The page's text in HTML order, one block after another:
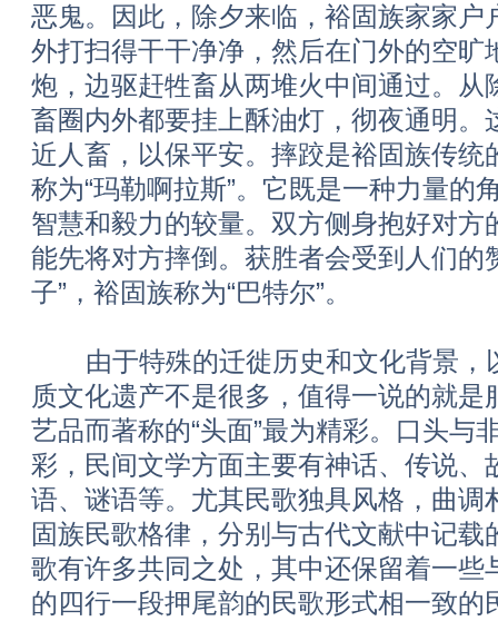
恶鬼。因此，除夕来临，裕固族家家户
外打扫得干干净净，然后在门外的空旷
炮，边驱赶牲畜从两堆火中间通过。从
畜圈内外都要挂上酥油灯，彻夜通明。
近人畜，以保平安。摔跤是裕固族传统
称为“玛勒啊拉斯”。它既是一种力量的
智慧和毅力的较量。双方侧身抱好对方
能先将对方摔倒。获胜者会受到人们的
子”，裕固族称为“巴特尔”。
由于特殊的迁徙历史和文化背景，
质文化遗产不是很多，值得一说的就是
艺品而著称的“头面”最为精彩。口头与
彩，民间文学方面主要有神话、传说、
语、谜语等。尤其民歌独具风格，曲调
固族民歌格律，分别与古代文献中记载
歌有许多共同之处，其中还保留着一些
的四行一段押尾韵的民歌形式相一致的